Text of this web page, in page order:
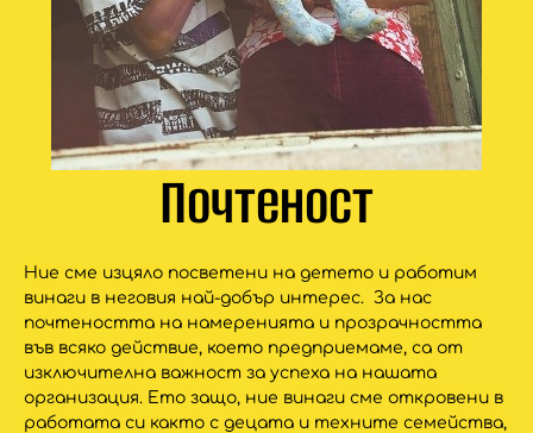
Почтеност
Ние сме изцяло посветени на детето и работим
винаги в неговия най-добър интерес. За нас
почтеността на намеренията и прозрачността
във всяко действие, което предприемаме, са от
изключителна важност за успеха на нашата
организация. Ето защо, ние винаги сме откровени в
работата си както с децата и техните семейства,